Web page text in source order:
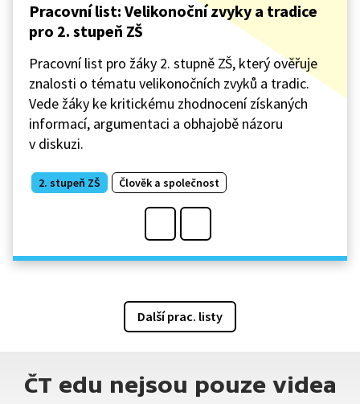
Pracovní list: Velikonoční zvyky a tradice
pro 2. stupeň ZŠ
Pracovní list pro žáky 2. stupně ZŠ, který ověřuje
znalosti o tématu velikonočních zvyků a tradic.
Vede žáky ke kritickému zhodnocení získaných
informací, argumentaci a obhajobě názoru
v diskuzi.
2. stupeň ZŠ Člověk a společnost
Další prac. listy
ČT edu nejsou pouze videa